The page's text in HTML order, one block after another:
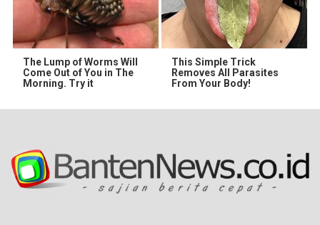
The Lump of Worms Will
Come Out of You in The
Morning. Try it
This Simple Trick
Removes All Parasites
From Your Body!